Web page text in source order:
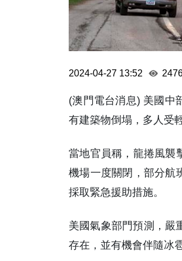
2024-04-27 13:52
(澳門電台消息) 美國中
有建築物倒塌，多人受
當地官員稱，龍捲風襲
機場一度關閉，部分航
採取緊急援助措施。
美國氣象部門預測，嚴
存在，並有機會伴隨冰